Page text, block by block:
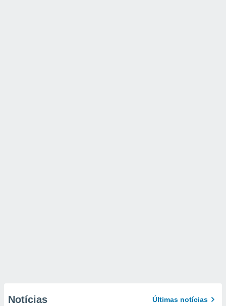
Notícias Últimas notícias